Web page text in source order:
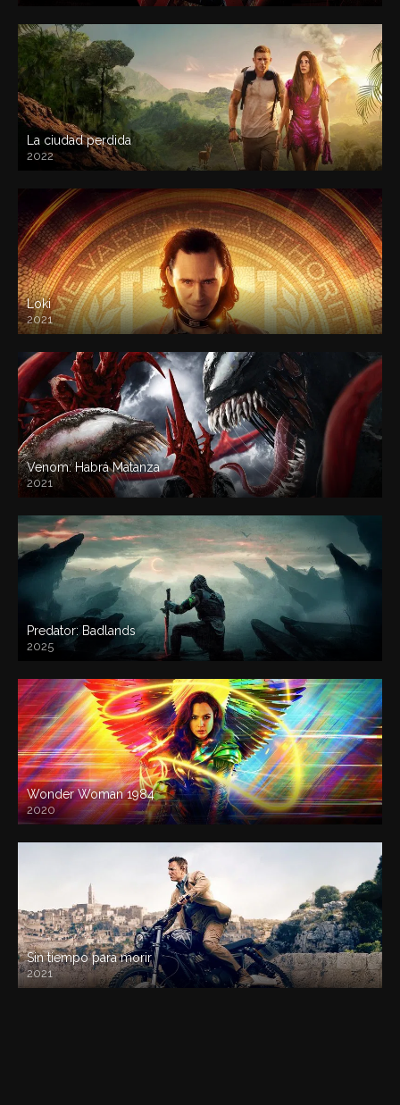
La ciudad perdida
2022
Loki
2021
Venom: Habrá Matanza
2021
Predator: Badlands
2025
Wonder Woman 1984
2020
Sin tiempo para morir
2021